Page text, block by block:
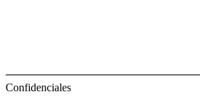
Confidenciales